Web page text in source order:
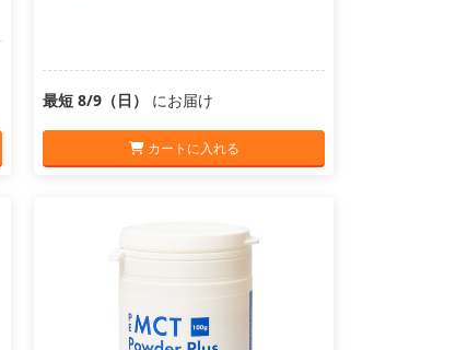
最短 8/9（日） にお届け
カートに入れる